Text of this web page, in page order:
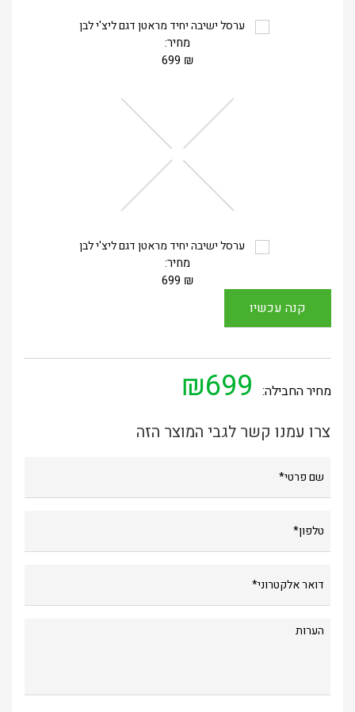
ערסל ישיבה יחיד מראטן דגם ליצ'י לבן
מחיר:
₪
699
ערסל ישיבה יחיד מראטן דגם ליצ'י לבן
מחיר:
₪
699
מחיר החבילה: ₪699
צרו עמנו קשר לגבי המוצר הזה